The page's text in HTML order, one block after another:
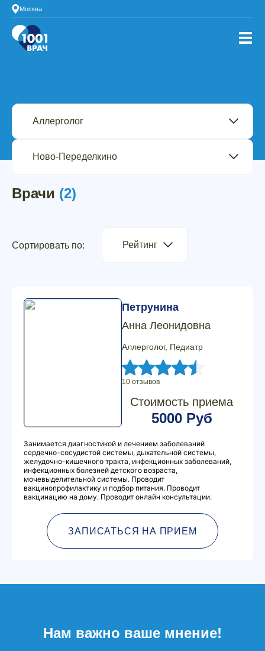
Москва
Врачи (2)
Сортировать по: Рейтинг
Петрунина
Анна Леонидовна
Аллерголог, Педиатр
10 отзывов
Стоимость приема
5000 Руб
Занимается диагностикой и лечением заболеваний
сердечно-сосудистой системы, дыхательной системы,
желудочно-кишечного тракта, инфекционных заболеваний,
инфекционных болезней детского возраста,
мочевыделительной системы. Проводит
вакцинопрофилактику и подбор питания. Проводит
вакцинацию на дому. Проводит онлайн консультации.
ЗАПИСАТЬСЯ НА ПРИЕМ
Нам важно ваше мнение!